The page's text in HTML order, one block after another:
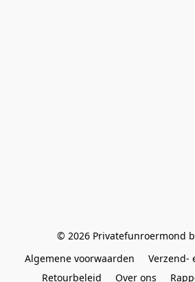
© 2026 Privatefunroermond
Algemene voorwaarden
Verzend-
Retourbeleid
Over ons